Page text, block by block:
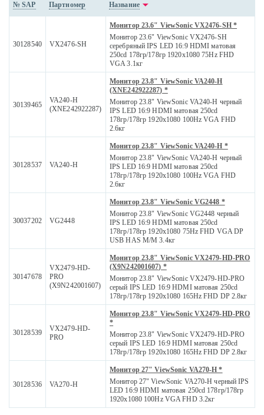
№ SAP Партномер Название
30128540 VX2476-SH
Монитор 23.6" ViewSonic VX2476-SH *
Монитор 23.6" ViewSonic VX2476-SH
серебряный IPS LED 16:9 HDMI матовая
250cd 178гр/178гр 1920x1080 75Hz FHD
VGA 3.1кг
30139465
VA240-H
(XNE242922287)
Монитор 23.8" ViewSonic VA240-H
(XNE242922287) *
Монитор 23.8" ViewSonic VA240-H черный
IPS LED 16:9 HDMI матовая 250cd
178гр/178гр 1920x1080 100Hz VGA FHD
2.6кг
30128537 VA240-H
Монитор 23.8" ViewSonic VA240-H *
Монитор 23.8" ViewSonic VA240-H черный
IPS LED 16:9 HDMI матовая 250cd
178гр/178гр 1920x1080 100Hz VGA FHD
2.6кг
30037202 VG2448
Монитор 23.8" ViewSonic VG2448 *
Монитор 23.8" ViewSonic VG2448 черный
IPS LED 16:9 HDMI матовая 250cd
178гр/178гр 1920x1080 75Hz FHD VGA DP
USB HAS M/M 3.4кг
30147678
VX2479-HD-
PRO
(X9N242001607)
Монитор 23.8" ViewSonic VX2479-HD-PRO
(X9N242001607) *
Монитор 23.8" ViewSonic VX2479-HD-PRO
серый IPS LED 16:9 HDMI матовая 250cd
178гр/178гр 1920x1080 165Hz FHD DP 2.8кг
30128539
VX2479-HD-
PRO
Монитор 23.8" ViewSonic VX2479-HD-PRO
*
Монитор 23.8" ViewSonic VX2479-HD-PRO
серый IPS LED 16:9 HDMI матовая 250cd
178гр/178гр 1920x1080 165Hz FHD DP 2.8кг
30128536 VA270-H
Монитор 27" ViewSonic VA270-H *
Монитор 27" ViewSonic VA270-H черный IPS
LED 16:9 HDMI матовая 250cd 178гр/178гр
1920x1080 100Hz VGA FHD 3.2кг